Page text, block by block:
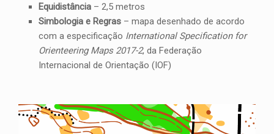
Equidistância– 2,5 metros
Simbologia e Regras– mapa desenhado de acordo
com a especificação International Specification for
Orienteering Maps 2017-2, da Federação
Internacional de Orientação (IOF)